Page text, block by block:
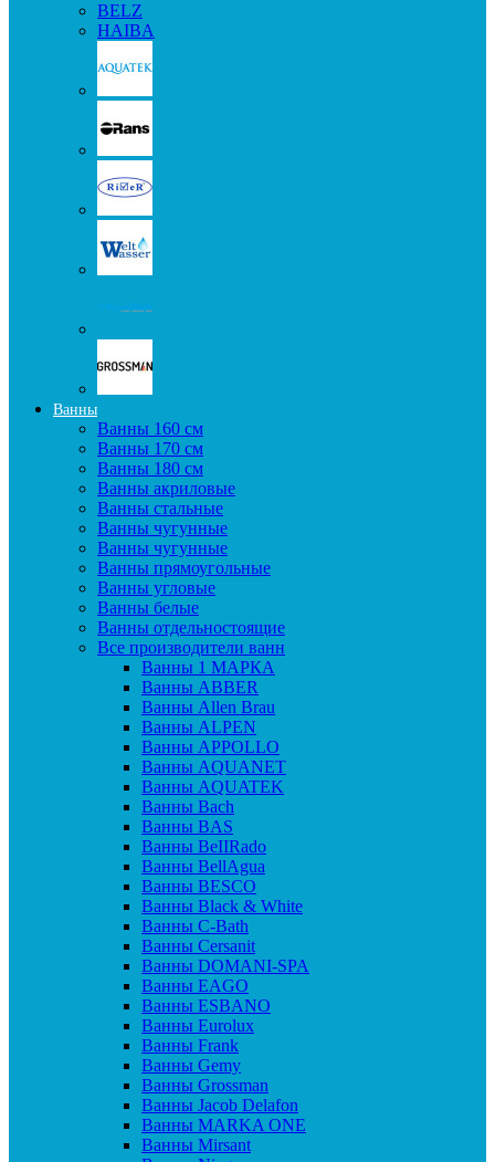
BELZ
HAIBA
Ванны
Ванны 160 см
Ванны 170 см
Ванны 180 см
Ванны акриловые
Ванны стальные
Ванны чугунные
Ванны чугунные
Ванны прямоугольные
Ванны угловые
Ванны белые
Ванны отдельностоящие
Все производители ванн
Ванны 1 МАРКА
Ванны ABBER
Ванны Allen Brau
Ванны ALPEN
Ванны APPOLLO
Ванны AQUANET
Ванны AQUATEK
Ванны Bach
Ванны BAS
Ванны BeIIRado
Ванны BellAgua
Ванны BESCO
Ванны Black & White
Ванны C-Bath
Ванны Cersanit
Ванны DOMANI-SPA
Ванны EAGO
Ванны ESBANO
Ванны Eurolux
Ванны Frank
Ванны Gemy
Ванны Grossman
Ванны Jacob Delafon
Ванны MARKA ONE
Ванны Mirsant